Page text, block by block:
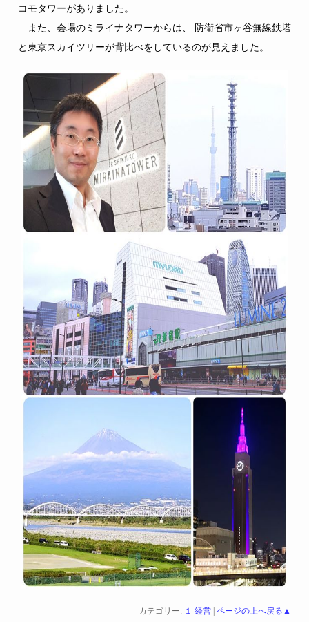
コモタワーがありました。
また、会場のミライナタワーからは、 防衛省市ヶ谷無線鉄塔
と東京スカイツリーが背比べをしているのが見えました。
カテゴリー: １ 経営| ページの上へ戻る▲